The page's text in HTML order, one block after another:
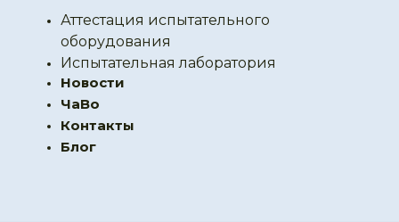
Аттестация испытательного
оборудования
Испытательная лаборатория
Новости
ЧаВо
Контакты
Блог